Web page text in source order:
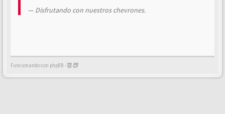
Disfrutando con nuestros chevrones.
Funcionando con phpBB -